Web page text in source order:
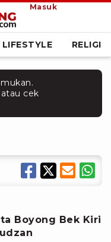
Masuk
LIFESTYLE RELIGI
cek
Boyong Bek Kiri